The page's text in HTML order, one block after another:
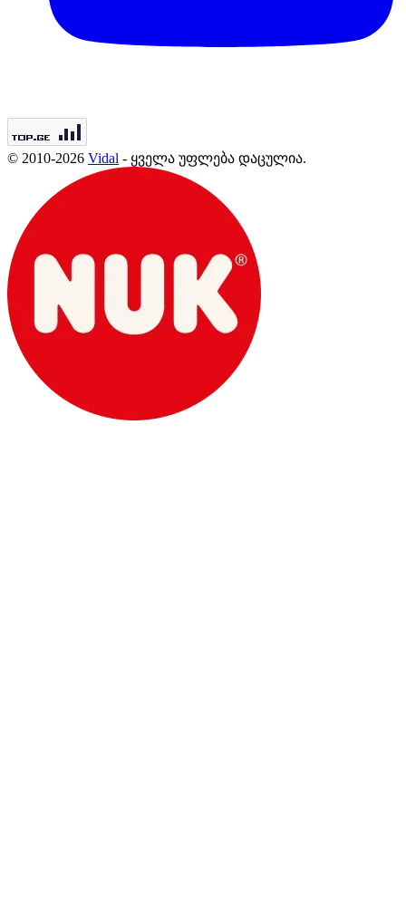
© 2010-2026 Vidal - ყველა უფლება დაცულია.